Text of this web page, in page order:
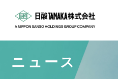
ニュース